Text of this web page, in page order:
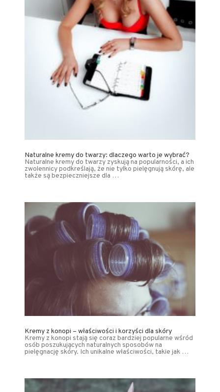
Naturalne kremy do twarzy: dlaczego warto je wybrać?
Naturalne kremy do twarzy zyskują na popularności, a ich
zwolennicy podkreślają, że nie tylko pielęgnują skórę, ale
także są bezpieczniejsze dla …
Kremy z konopi – właściwości i korzyści dla skóry
Kremy z konopi stają się coraz bardziej popularne wśród
osób poszukujących naturalnych sposobów na
pielęgnację skóry. Ich unikalne właściwości, takie jak …